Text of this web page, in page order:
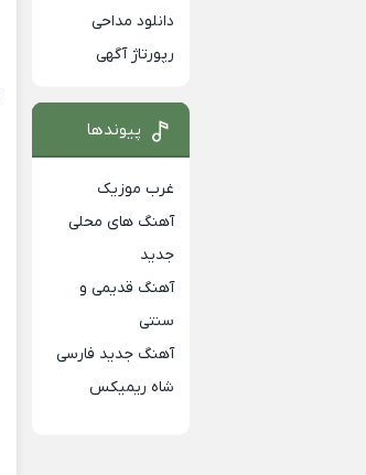
دانلود مداحی
رپورتاژ آگهی
پیوندها
غرب موزیک
آهنگ های محلی
جدید
آهنگ قدیمی و
سنتی
آهنگ جدید فارسی
شاه ریمیکس